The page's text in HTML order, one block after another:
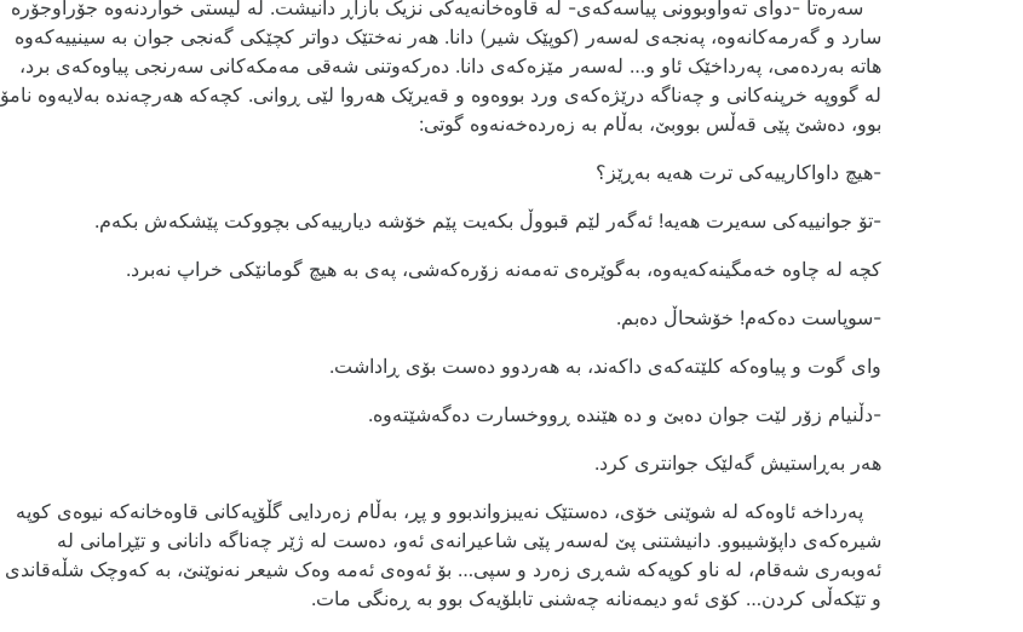
سەرەتا -دوای تەواوبوونی پیاسەکەی- لە قاوەخانەیەکی نزیک بازاڕ دانیشت. لە لیستی خواردنەوە جۆراوجۆرە
سارد و گەرمەکانەوە، پەنجەی لەسەر (کوپێک شیر) دانا. هەر نەختێک دواتر کچێکی گەنجی جوان بە سینییەکەوە
ھاتە بەردەمی، پەرداخێک ئاو و… لەسەر مێزەکەی دانا. دەرکەوتنی شەقی مەمکەکانی سەرنجی پیاوەکەی برد،
لە گووپە خرپنەکانی و چەناگە درێژەکەی ورد بووەوە و قەیرێک ھەروا لێی ڕوانی. کچەکە ھەرچەندە بەلایەوە نامۆ
بوو، دەشێ پێی قەڵس بووبێ، بەڵام بە زەردەخەنەوە گوتی:
-ھیچ داواکارییەکی ترت ھەیە بەڕێز؟
-تۆ جوانییەکی سەیرت ھەیە! ئەگەر لێم قبووڵ بکەیت پێم خۆشە دیارییەکی بچووکت پێشکەش بکەم.
کچە لە چاوە خەمگینەکەیەوە، بەگوێرەی تەمەنە زۆرەکەشی، پەی بە ھیچ گومانێکی خراپ نەبرد.
-سوپاست دەکەم! خۆشحاڵ دەبم.
وای گوت و پیاوەکە کلێتەکەی داکەند، بە ھەردوو دەست بۆی ڕاداشت.
-دڵنیام زۆر لێت جوان دەبێ و دە ھێندە ڕووخسارت دەگەشێتەوە.
هەر بەڕاستیش گەلێک جوانتری کرد.
پەرداخە ئاوەکە لە شوێنی خۆی، دەستێک نەیبزواندبوو و پڕ، بەڵام زەردایی گڵۆپەکانی قاوەخانەکە نیوەی کوپە
شیرەکەی داپۆشیبوو. دانیشتنی پێ لەسەر پێی شاعیرانەی ئەو، دەست لە ژێر چەناگە دانانی و تێڕامانی لە
ئەوبەری شەقام، لە ناو کوپەکە شەڕی زەرد و سپی… بۆ ئەوەی ئەمە وەک شیعر نەنوێنێ، بە کەوچک شڵەقاندی
و تێکەڵی کردن… کۆی ئەو دیمەنانە چەشنی تابلۆیەک بوو بە ڕەنگی مات.